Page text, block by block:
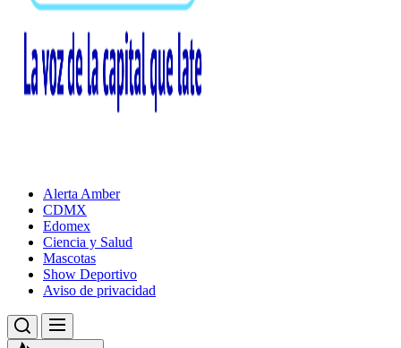
Alerta Amber
CDMX
Edomex
Ciencia y Salud
Mascotas
Show Deportivo
Aviso de privacidad